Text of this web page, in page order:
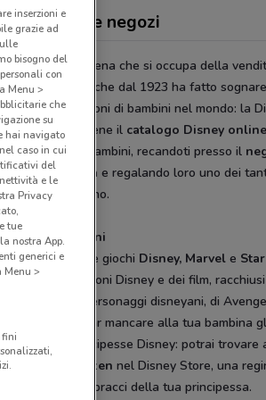
offerte e negozi
Storeè la catena che si occupa della
del marchio che dal 1923 ha fatto
tuttora - milioni di bambini nel mondo: la
su DoveConviene il catalogo Disney online
ai tuoi bambini, recandoti presso il
della tua città e regalando loro uno dei
californiano.
dei bambini
per la scuola e giochi Disney, Marvele
meglio dei cartoni Disney e dei film,
ispirati ai personaggi disneyani, di
Stellari; non far mancare alla tua bambina
delle principesse Disney: potrai trovare
Elsa di
Frozen nel Disney Store, una
per i caldi abbracci della tua principessa.
inserzioni e
grazie ad
bisogno del
con
Menu >
che
su
hai navigato
caso in cui
del
e le
Privacy
tue
nostra App.
generici e
Menu >
fini